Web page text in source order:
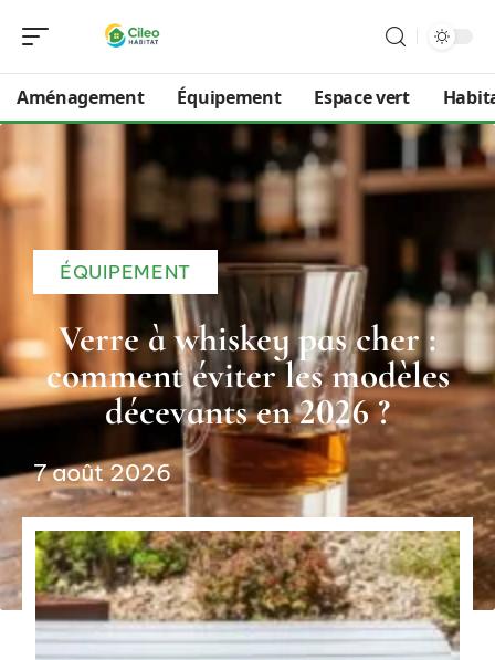
Aménagement Équipement Espace vert
ÉQUIPEMENT
Verre à whiskey pas cher :
comment éviter les modèles
décevants en 2026 ?
7 août 2026